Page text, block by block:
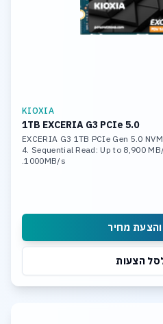
KIOXIA
1TB EXCERIA G3 PCIe 5.0
EXCERIA G3 1TB PCIe Gen 5.0
4. Sequential Read: Up to 8,900
1000MB/s.
מחיר
הצעות